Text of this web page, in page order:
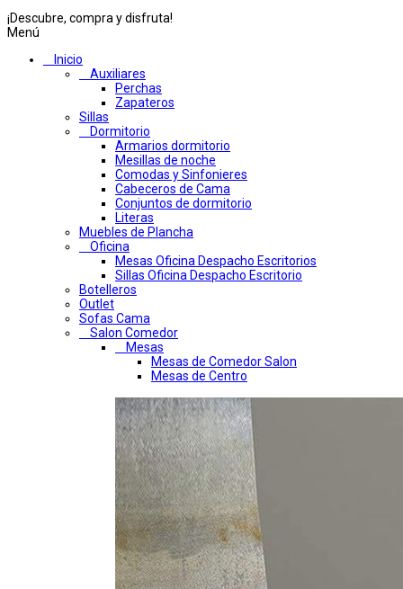
¡Descubre, compra y disfruta!
Menú
Inicio
Auxiliares
Perchas
Zapateros
Sillas
Dormitorio
Armarios dormitorio
Mesillas de noche
Comodas y Sinfonieres
Cabeceros de Cama
Conjuntos de dormitorio
Literas
Muebles de Plancha
Oficina
Mesas Oficina Despacho Escritorios
Sillas Oficina Despacho Escritorio
Botelleros
Outlet
Sofas Cama
Salon Comedor
Mesas
Mesas de Comedor Salon
Mesas de Centro